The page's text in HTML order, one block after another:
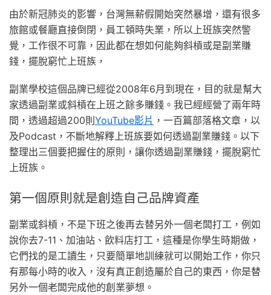
由於新冠肺炎的影響，台灣無薪假開始突然暴增，還有很多
旅館或餐廳直接倒閉，員工頓時失業，所以上班族突然警
覺，工作很不可靠，因此都在想如何能夠斜槓或是副業賺
錢，擺脫窮忙上班族，
副業學校這個品牌已經從2008年6月到現在，目的就是幫大
家透過副業或斜槓在上班之餘多賺錢。我已經經營了兩年時
間，透過超過200則 YouTube影片 ，一百篇部落格文章，以
及Podcast，不斷地解釋上班族要如何透過副業賺錢。以下
整理出三個要把握住的原則，讓你透過副業賺錢，擺脫窮忙
上班族。
第一個原則就是創造自己品牌資產
副業或斜槓，不是下班之後再去替另外一個老闆打工，例如
說你去7-11、加油站、飲料店打工，這種是你學生時期做，
它們找的是工讀生，只要簡單地訓練就可以開始工作，你只
有那每小時的收入，沒有真正創造屬於自己的東西，你是替
另外一個老闆完成他的創業夢想。